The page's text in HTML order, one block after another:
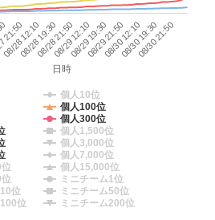
日時
08/28 19:30 08/30 21:50
08/28 12:1008/28 21:50
08/29 12:10
08/29 19:30
08/29 21:50
08/30 12:10
08/30 19:30
個人10位
個人100位
個人300位
個人1,500位
個人3,000位
個人7,000位
個人15,000位
ミニチーム1位
位
ミニチーム50位
位
ミニチーム200位